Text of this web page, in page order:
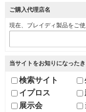
ご購入代理店名
現在、ブレイディ製品をご
当サイトをお知りになった
検索サイト
イプロス
展示会